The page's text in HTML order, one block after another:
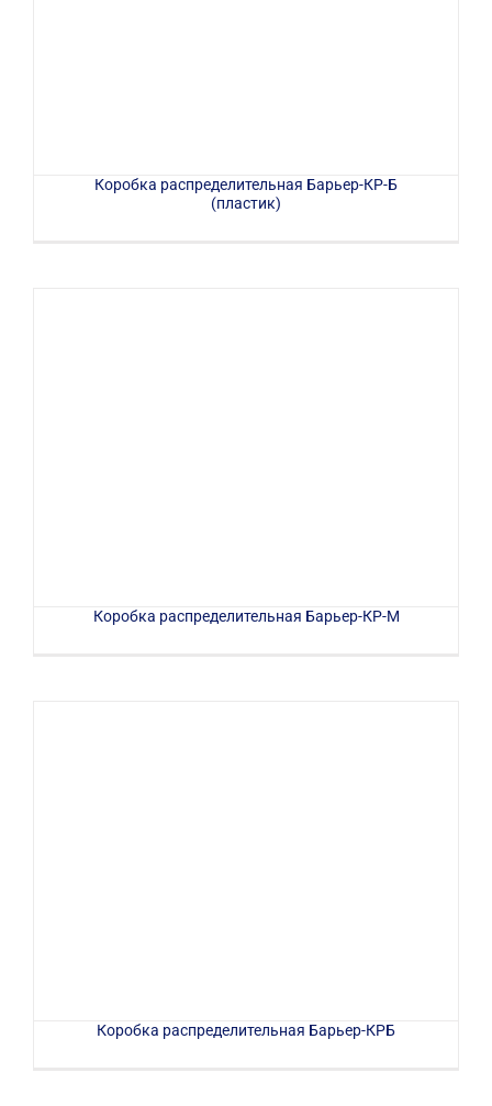
Коробка распределительная Барьер-КР-Б
(пластик)
Коробка распределительная Барьер-КР-М
Коробка распределительная Барьер-КРБ